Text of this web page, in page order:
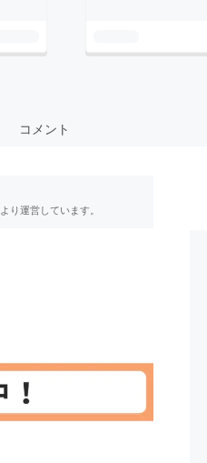
コメント
り運営しています。